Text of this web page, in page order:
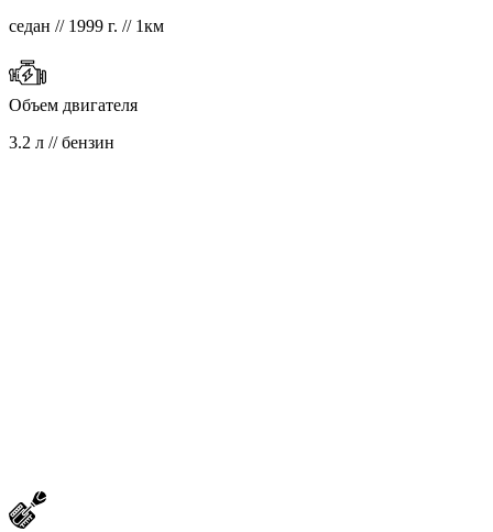
седан // 1999 г. // 1км
Объем двигателя
3.2 л // бензин